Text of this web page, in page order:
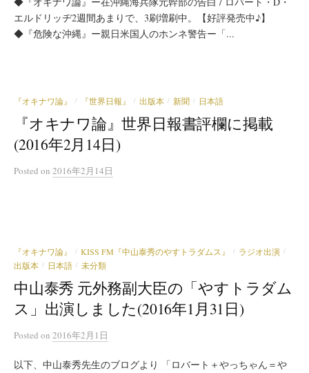
エルドリッヂ2週間あまりで、3刷増刷中。【好評発売中♪】
◆『危険な沖縄』ー親日米国人のホンネ警告ー「...
『オキナワ論』 / 『世界日報』 / 出版本 / 新聞 / 日本語
『オキナワ論』世界日報書評欄に掲載
(2016年2月14日)
Posted on 2016年2月14日
『オキナワ論』 / KISS FM『中山泰秀のやすトラダムス』 / ラジオ出演 /
出版本 / 日本語 / 未分類
中山泰秀 元外務副大臣の「やすトラダム
ス」出演しました(2016年1月31日)
Posted on 2016年2月1日
以下、中山泰秀先生のブログより 「ロバート＋やっちゃん＝や